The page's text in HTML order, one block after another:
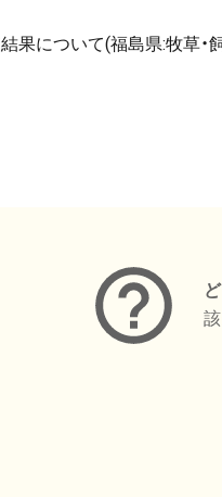
果について(福島県:牧草・